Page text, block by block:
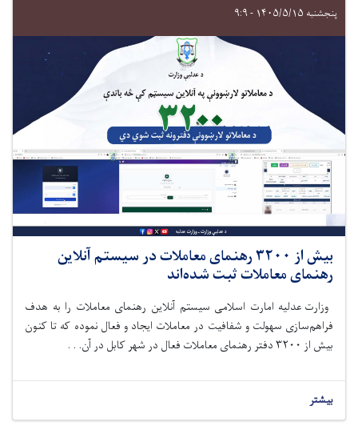
پنجشنبه ۱۴۰۵/۵/۱۵ - ۹:۹
بیش از ۳۲۰۰ رهنمای معاملات در سیستم آنلاین
رهنمای معاملات ثبت شده‌اند
وزارت عدلیه امارت اسلامی سیستم آنلاین رهنمای معاملات را به هدف
فراهم‌سازی سهولت و شفافیت در معاملات ایجاد و فعال نموده که تا کنون
بیش از ۳۲۰۰دفتر رهنمای معاملات فعال در شهر کابل در آن. . .
بیشتر